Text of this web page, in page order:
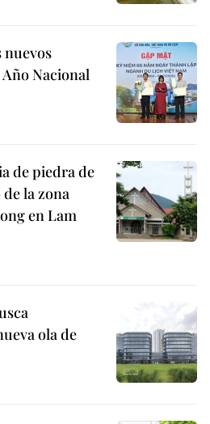
nuevos
Nacional
de piedra de
la zona
en Lam
ola de